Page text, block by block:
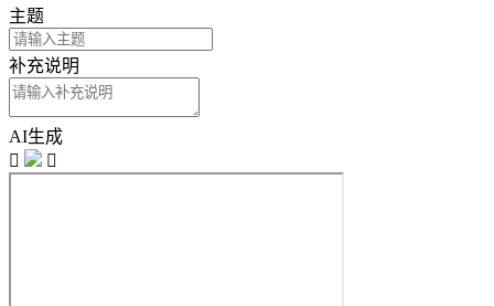
主题
补充说明
AI生成

